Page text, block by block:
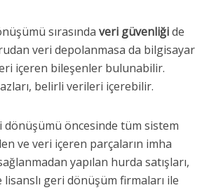
sırasında veri güvenliğide
veri depolanmasa da bilgisayar
içeren bileşenler bulunabilir.
belirli verileri içerebilir.
öncesinde tüm sistem
ve veri içeren parçaların imha
yapılan hurda satışları,
geri dönüşüm firmaları ile